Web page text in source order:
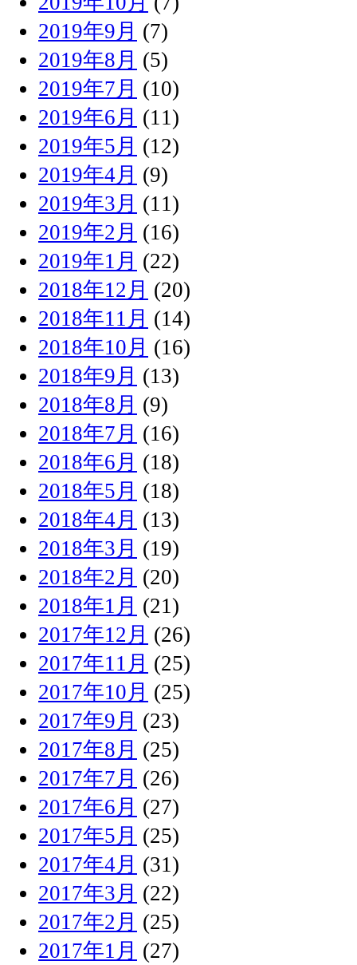
2019年9月 (7)
2019年8月 (5)
2019年7月 (10)
2019年6月 (11)
2019年5月 (12)
2019年4月 (9)
2019年3月 (11)
2019年2月 (16)
2019年1月 (22)
2018年12月 (20)
2018年11月 (14)
2018年10月 (16)
2018年9月 (13)
2018年8月 (9)
2018年7月 (16)
2018年6月 (18)
2018年5月 (18)
2018年4月 (13)
2018年3月 (19)
2018年2月 (20)
2018年1月 (21)
2017年12月 (26)
2017年11月 (25)
2017年10月 (25)
2017年9月 (23)
2017年8月 (25)
2017年7月 (26)
2017年6月 (27)
2017年5月 (25)
2017年4月 (31)
2017年3月 (22)
2017年2月 (25)
2017年1月 (27)